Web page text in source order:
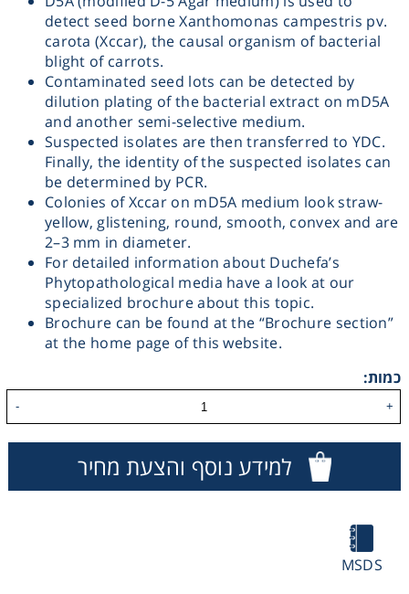
detect seed borne Xanthomonas campestris pv.
carota (Xccar), the causal organism of bacterial
blight of carrots.
Contaminated seed lots can be detected by
dilution plating of the bacterial extract on mD5A
and another semi-selective medium.
Suspected isolates are then transferred to YDC.
Finally, the identity of the suspected isolates can
be determined by PCR.
Colonies of Xccar on mD5A medium look straw-
yellow, glistening, round, smooth, convex and are
2–3 mm in diameter.
For detailed information about Duchefa’s
Phytopathological media have a look at our
specialized brochure about this topic.
Brochure can be found at the “Brochure section”
at the home page of this website.
כמות:
+
-
למידע נוסף והצעת מחיר
MSDS
Heating
Instrumentation
Microscopy
Sample Preparation
Shaking & Stirring
Thermometry
Washing
Chromatography
Lab Essentials